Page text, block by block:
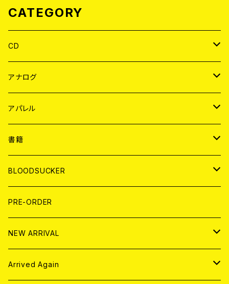
CATEGORY
CD
JAPAN
WORLD
アナログ
JAPAN
７EP
LP
WORLD
7EP
LP
アパレル
JAPAN
T-shirt
HOOD
WORLD
T-shirt
HOOD
書籍
MAGAZINE
BOLLOCKS
EL ZINE
写真集 (PHOTOBOOK)
BLOODSUCKER
CD
アナログ
アパレル
PRE-ORDER
NEW ARRIVAL
CD
Arrived Again